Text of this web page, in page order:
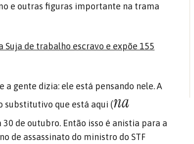
e outras figuras importante na trama
Suja de trabalho escravo e expõe 155
a gente dizia: ele está pensando nele. A
substitutivo que está aqui (na
de outubro. Então isso é anistia para a
de assassinato do ministro do STF